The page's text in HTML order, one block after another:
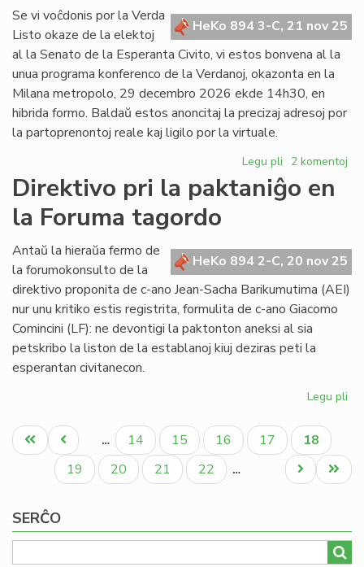
HeKo 894 3-C, 21 nov 25
Se vi voĉdonis por la Verda
Listo okaze de la elektoj
al la Senato de la Esperanta Civito, vi estos bonvena al la
unua programa konferenco de la Verdanoj, okazonta en la
Milana metropolo, 29 decembro 2026 ekde 14h30, en
hibrida formo. Baldaŭ estos anoncitaj la precizaj adresoj por
la partoprenontoj reale kaj ligilo por la virtuale.
Legu pli pri
Unua
programa
la
Verdanoj
2 komentoj
Direktivo pri la paktaniĝo en
la Foruma tagordo
HeKo 894 2-C, 20 nov 25
Antaŭ la hieraŭa fermo de
la forumokonsulto de la
direktivo proponita de c-ano Jean-Sacha Barikumutima (AEI)
nur unu kritiko estis registrita, formulita de c-ano Giacomo
Comincini (LF): ne devontigi la paktonton aneksi al sia
petskribo la liston de la establanoj kiuj deziras peti la
esperantan civitanecon.
Legu pli
en
Pagination
Unua
paĝo
Antaŭa
paĝo
… Paĝo
14 Paĝo
15 Paĝo
16 Paĝo
17
Aktuala
paĝo
18
Paĝo
19 Paĝo
20 Paĝo
21 Paĝo
22 …
Last
page
Next
page
SERĈO